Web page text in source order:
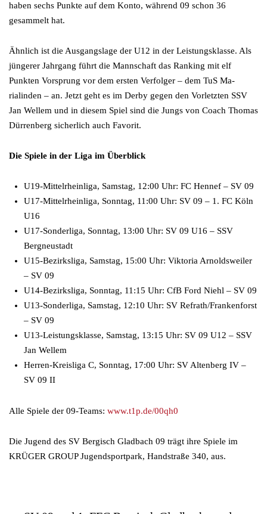
haben sechs Punkte auf dem Konto, während 09 schon 36
gesammelt hat.
Ähnlich ist die Ausgangslage der U12 in der Leistungsklasse. Als
jüngerer Jahrgang führt die Mannschaft das Ranking mit elf
Punkten Vorsprung vor dem ersten Verfolger – dem TuS Ma-
rialinden – an. Jetzt geht es im Derby gegen den Vorletzten SSV
Jan Wellem und in diesem Spiel sind die Jungs von Coach Thomas
Dürrenberg sicherlich auch Favorit.
Die Spiele in der Liga im Überblick
U19-Mittelrheinliga, Samstag, 12:00 Uhr: FC Hennef – SV 09
U17-Mittelrheinliga, Sonntag, 11:00 Uhr: SV 09 – 1. FC Köln
U16
U17-Sonderliga, Sonntag, 13:00 Uhr: SV 09 U16 – SSV
Bergneustadt
U15-Bezirksliga, Samstag, 15:00 Uhr: Viktoria Arnoldsweiler
– SV 09
U14-Bezirksliga, Sonntag, 11:15 Uhr: CfB Ford Niehl – SV 09
U13-Sonderliga, Samstag, 12:10 Uhr: SV Refrath/Frankenforst
– SV 09
U13-Leistungsklasse, Samstag, 13:15 Uhr: SV 09 U12 – SSV
Jan Wellem
Herren-Kreisliga C, Sonntag, 17:00 Uhr: SV Altenberg IV –
SV 09 II
Alle Spiele der 09-Teams: www.t1p.de/00qh0
Die Jugend des SV Bergisch Gladbach 09 trägt ihre Spiele im
KRÜGER GROUP Jugendsportpark, Handstraße 340, aus.